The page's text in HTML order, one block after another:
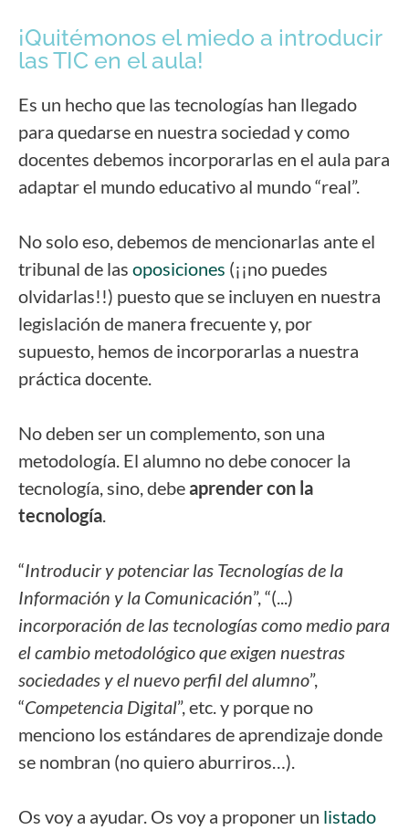
¡Quitémonos el miedo a introducir
las TIC en el aula!
Es un hecho que las tecnologías han llegado
para quedarse en nuestra sociedad y como
docentes debemos incorporarlas en el aula para
adaptar el mundo educativo al mundo “real”.
No solo eso, debemos de mencionarlas ante el
tribunal de las oposiciones (¡¡no puedes
olvidarlas!!) puesto que se incluyen en nuestra
legislación de manera frecuente y, por
supuesto, hemos de incorporarlas a nuestra
práctica docente.
No deben ser un complemento, son una
metodología. El alumno no debe conocer la
tecnología, sino, debeaprender con la
tecnología.
“Introducir y potenciar las Tecnologías de la
Información y la Comunicación”, “(...)
incorporación de las tecnologías como medio para
el cambio metodológico que exigen nuestras
sociedades y el nuevo perfil del alumno”,
“Competencia Digital”, etc. y porque no
menciono los estándares de aprendizaje donde
se nombran (no quiero aburriros…).
Os voy a ayudar. Os voy a proponer un listado